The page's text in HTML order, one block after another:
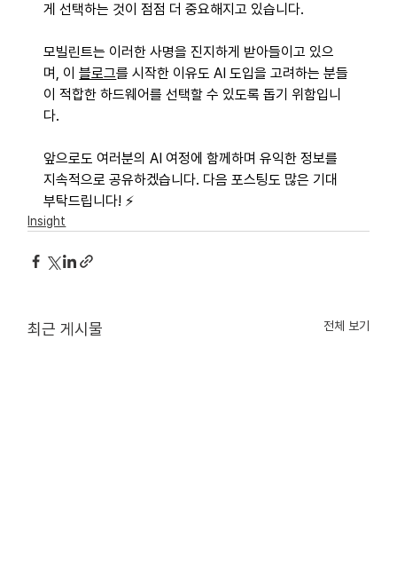
게 선택하는 것이 점점 더 중요해지고 있습니다.
모빌린트는 이러한 사명을 진지하게 받아들이고 있으
며, 이 블로그를 시작한 이유도 AI 도입을 고려하는 분들
이 적합한 하드웨어를 선택할 수 있도록 돕기 위함입니
다.
앞으로도 여러분의 AI 여정에 함께하며 유익한 정보를
지속적으로 공유하겠습니다. 다음 포스팅도 많은 기대
부탁드립니다! ⚡
Insight
최근 게시물 전체 보기